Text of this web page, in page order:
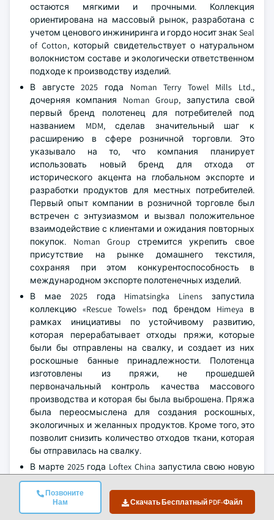
Позвоните
Нам
Скачать Бесплатный PDF-Файл
остаются мягкими и прочными. Коллекция
ориентирована на массовый рынок, разработана с
учетом ценового инжиниринга и гордо носит знак Seal
of Cotton, который свидетельствует о натуральном
волокнистом составе и экологически ответственном
подходе к производству изделий.
В августе 2025 года Noman Terry Towel Mills Ltd.,
дочерняя компания Noman Group, запустила свой
первый бренд полотенец для потребителей под
названием MDM, сделав значительный шаг к
расширению в сфере розничной торговли. Это
указывало на то, что компания планирует
использовать новый бренд для отхода от
исторического акцента на глобальном экспорте и
разработки продуктов для местных потребителей.
Первый опыт компании в розничной торговле был
встречен с энтузиазмом и вызвал положительное
взаимодействие с клиентами и ожидания повторных
покупок. Noman Group стремится укрепить свое
присутствие на рынке домашнего текстиля,
сохраняя при этом конкурентоспособность в
международном экспорте полотенечных изделий.
В мае 2025 года Himatsingka Linens запустила
коллекцию «Rescue Towels» под брендом Himeya в
рамках инициативы по устойчивому развитию,
которая перерабатывает отходы пряжи, которые
были бы отправлены на свалку, и создает из них
роскошные банные принадлежности. Полотенца
изготовлены из пряжи, не прошедшей
первоначальный контроль качества массового
производства и которая бы была выброшена. Пряжа
была переосмыслена для создания роскошных,
экологичных и желанных продуктов. Кроме того, это
позволит снизить количество отходов ткани, которая
бы отправилась на свалку.
В марте 2025 года Loftex China запустила свою новую
линейку полотенец с добавлением дополнительного
ассортимента полотенечных изделий,
ориентированных на устойчивость и